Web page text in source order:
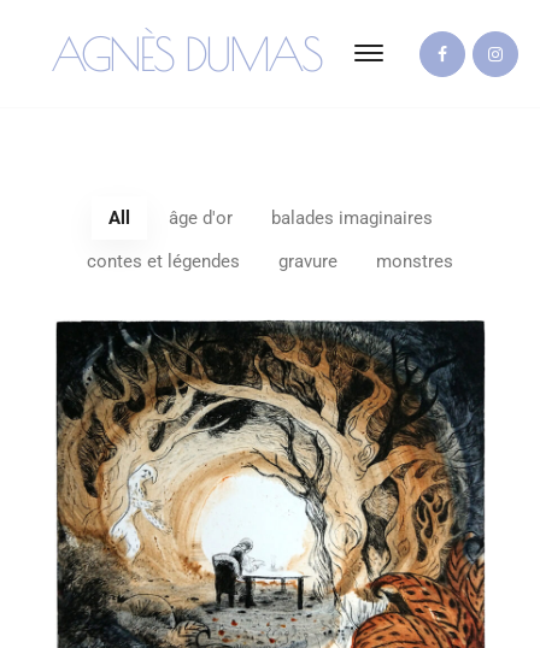
AGNÈS DUMAS
All âge d'or
balades imaginaires
contes et légendes
gravure monstres